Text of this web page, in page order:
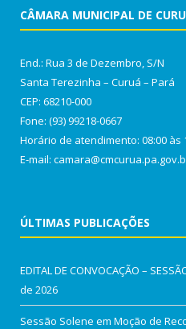
CÂMARA MUNICIPAL DE
End.: Rua 3 de Dezembro, S/N
Santa Terezinha – Curuá – Pará
CEP: 68210-000
Fone: (93) 99218-0667
Horário de atendimento: 08:00 às
E-mail:
ÚLTIMAS PUBLICAÇÕES
EDITAL DE CONVOCAÇÃO –
de 2026
Sessão Solene em Moção de